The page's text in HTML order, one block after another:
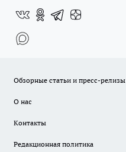
Обзорные статьи и пресс-релизы
О нас
Контакты
Редакционная политика